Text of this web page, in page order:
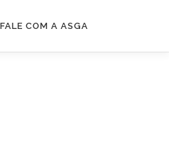
FALE COM A ASGA